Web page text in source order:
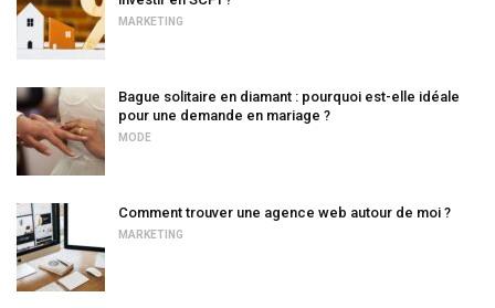
MARKETING
Bague solitaire en diamant : pourquoi est-elle idéale
pour une demande en mariage ?
MODE
Comment trouver une agence web autour de moi ?
MARKETING